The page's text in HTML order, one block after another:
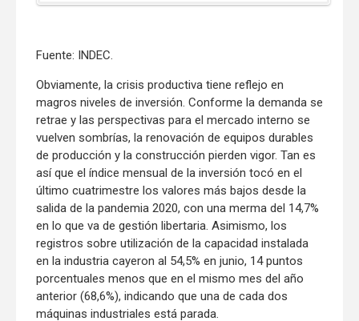
Fuente: INDEC.
Obviamente, la crisis productiva tiene reflejo en
magros niveles de inversión. Conforme la demanda se
retrae y las perspectivas para el mercado interno se
vuelven sombrías, la renovación de equipos durables
de producción y la construcción pierden vigor. Tan es
así que el índice mensual de la inversión tocó en el
último cuatrimestre los valores más bajos desde la
salida de la pandemia 2020, con una merma del 14,7%
en lo que va de gestión libertaria. Asimismo, los
registros sobre utilización de la capacidad instalada
en la industria cayeron al 54,5% en junio, 14 puntos
porcentuales menos que en el mismo mes del año
anterior (68,6%), indicando que una de cada dos
máquinas industriales está parada.